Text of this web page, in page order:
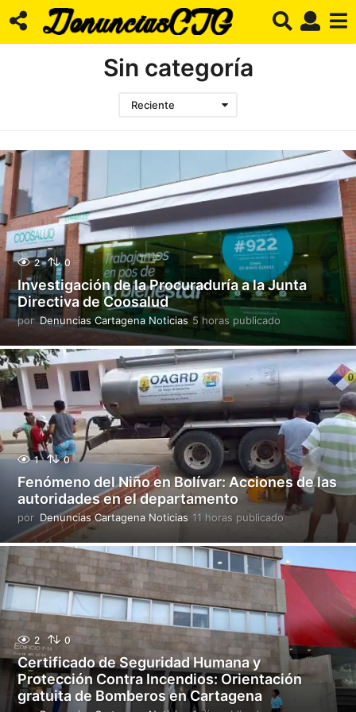
Sin categoría
Reciente
2 0
Investigación de la Procuraduría a la Junta
Directiva de Coosalud
por Denuncias Cartagena Noticias 5 horas publicado
h
o
a
p
u
b
i
c
a
d
1 0
Fenómeno del Niño en Bolívar: Acciones de las
autoridades en el departamento
por Denuncias Cartagena Noticias 11 horas publicado1
h
o
r
a
s
p
u
b
i
2 0
Certificado de Seguridad Humana y
Protección Contra Incendios: Orientación
gratuita de Bomberos en Cartagena